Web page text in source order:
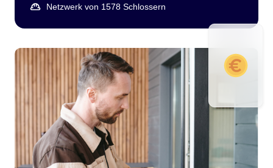
Netzwerk von 1578 Schlossern